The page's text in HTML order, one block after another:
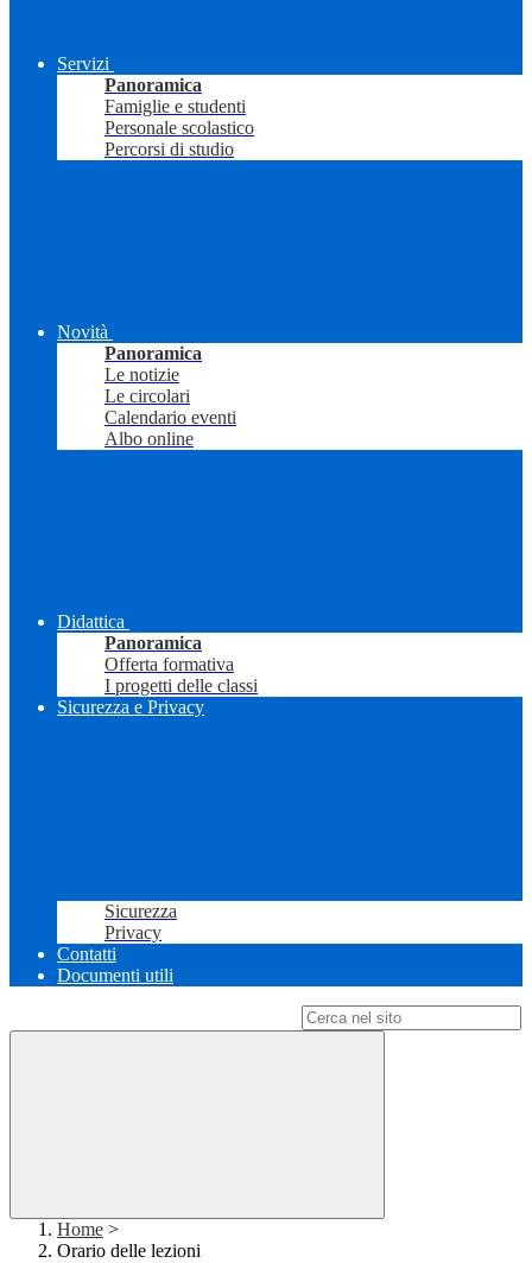
Servizi
Panoramica
Famiglie e studenti
Personale scolastico
Percorsi di studio
Novità
Panoramica
Le notizie
Le circolari
Calendario eventi
Albo online
Didattica
Panoramica
Offerta formativa
I progetti delle classi
Sicurezza e Privacy
Sicurezza
Privacy
Contatti
Documenti utili
Home >
Orario delle lezioni